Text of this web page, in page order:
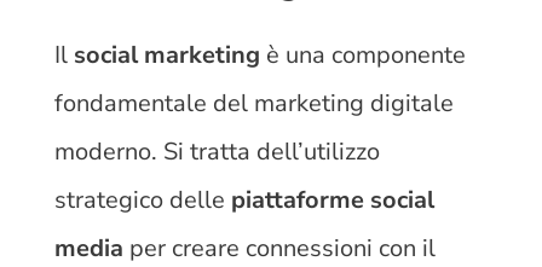
Il social marketing è una componente
fondamentale del marketing digitale
moderno. Si tratta dell’utilizzo
strategico delle piattaforme social
media per creare connessioni con il